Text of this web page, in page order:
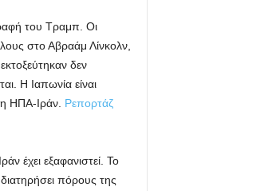
του Τραμπ. Οι
στο Αβραάμ Λίνκολν,
δεν
Η Ιαπωνία είναι
ΗΠΑ-Ιράν. Ρεπορτάζ
έχει εξαφανιστεί. Το
διατηρήσει πόρους της